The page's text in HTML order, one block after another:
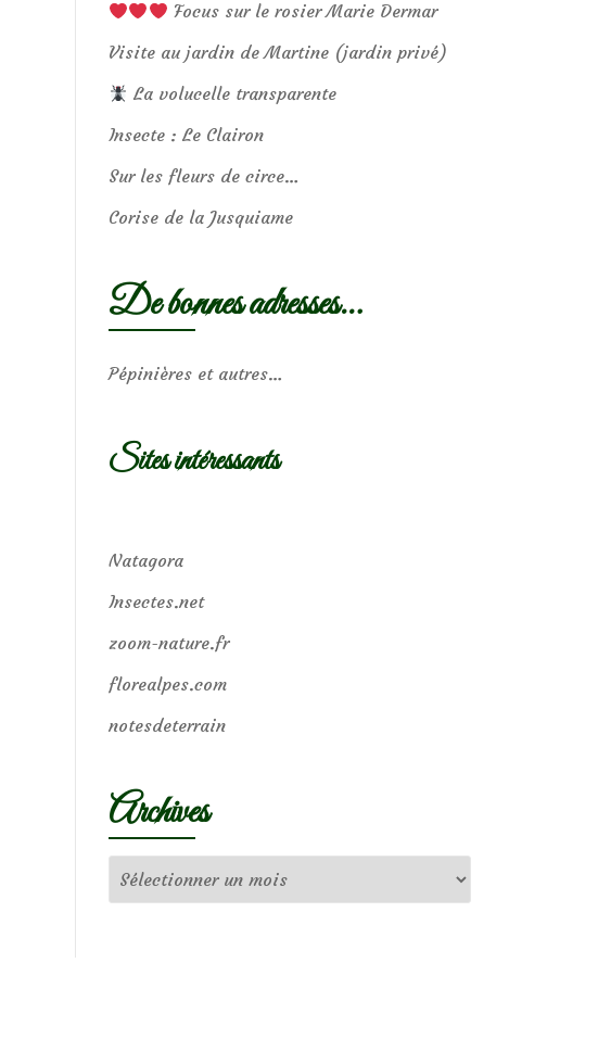
Focus sur le rosier Marie Dermar
Visite au jardin de Martine (jardin privé)
La volucelle transparente
Insecte : Le Clairon
Sur les fleurs de circe…
Corise de la Jusquiame
De bonnes adresses…
Pépinières et autres…
Sites intéressants
Natagora
Insectes.net
zoom-nature.fr
florealpes.com
notesdeterrain
Archives
Archives